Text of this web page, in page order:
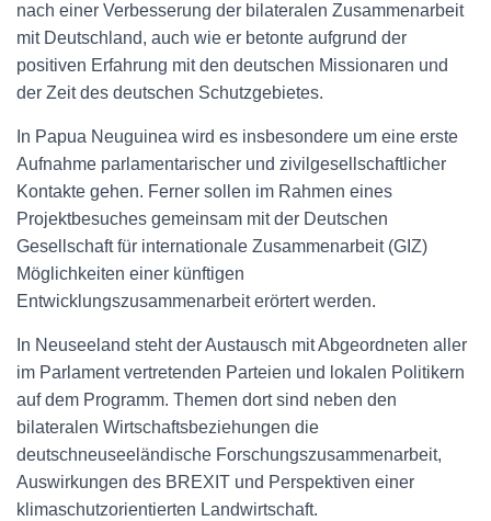
nach einer Verbesserung der bilateralen Zusammenarbeit
mit Deutschland, auch wie er betonte aufgrund der
positiven Erfahrung mit den deutschen Missionaren und
der Zeit des deutschen Schutzgebietes.
In Papua Neuguinea wird es insbesondere um eine erste
Aufnahme parlamentarischer und zivilgesellschaftlicher
Kontakte gehen. Ferner sollen im Rahmen eines
Projektbesuches gemeinsam mit der Deutschen
Gesellschaft für internationale Zusammenarbeit (GIZ)
Möglichkeiten einer künftigen
Entwicklungszusammenarbeit erörtert werden.
In Neuseeland steht der Austausch mit Abgeordneten aller
im Parlament vertretenden Parteien und lokalen Politikern
auf dem Programm. Themen dort sind neben den
bilateralen Wirtschaftsbeziehungen die
deutschneuseeländische Forschungszusammenarbeit,
Auswirkungen des BREXIT und Perspektiven einer
klimaschutzorientierten Landwirtschaft.